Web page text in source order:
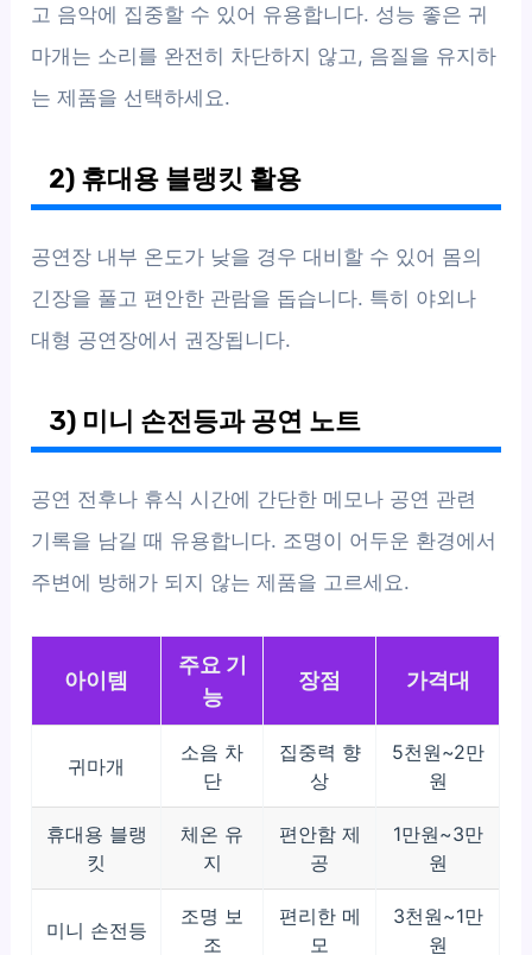
고 음악에 집중할 수 있어 유용합니다. 성능 좋은 귀
마개는 소리를 완전히 차단하지 않고, 음질을 유지하
는 제품을 선택하세요.
2) 휴대용 블랭킷 활용
공연장 내부 온도가 낮을 경우 대비할 수 있어 몸의
긴장을 풀고 편안한 관람을 돕습니다. 특히 야외나
대형 공연장에서 권장됩니다.
3) 미니 손전등과 공연 노트
공연 전후나 휴식 시간에 간단한 메모나 공연 관련
기록을 남길 때 유용합니다. 조명이 어두운 환경에서
주변에 방해가 되지 않는 제품을 고르세요.
아이템
주요 기
능
장점 가격대
귀마개
소음 차
단
집중력 향
상
5천원~2만
원
휴대용 블랭
킷
체온 유
지
편안함 제
공
1만원~3만
원
미니 손전등
조명 보
조
편리한 메
모
3천원~1만
원